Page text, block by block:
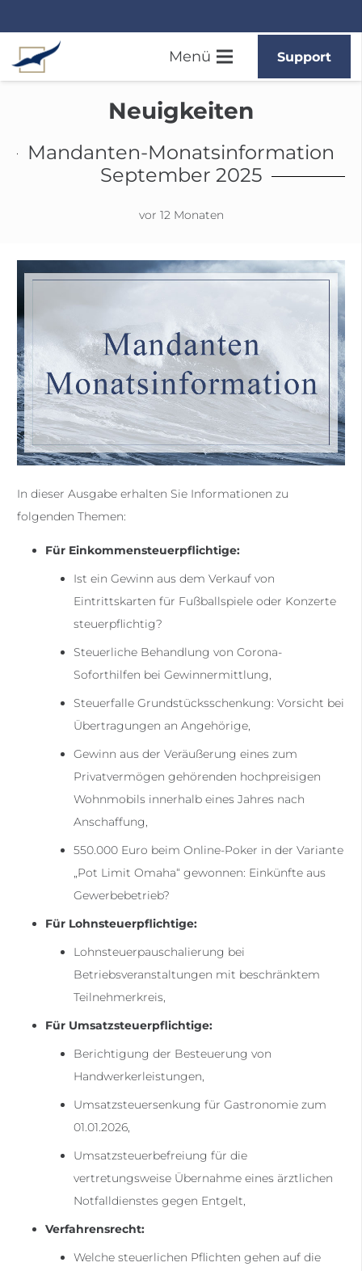
Menü Support
Neuigkeiten
Mandanten-Monatsinformation
September 2025
vor 12 Monaten
In dieser Ausgabe erhalten Sie Informationen zu
folgenden Themen:
Für Einkommensteuerpflichtige:
Ist ein Gewinn aus dem Verkauf von
Eintrittskarten für Fußballspiele oder Konzerte
steuerpflichtig?
Steuerliche Behandlung von Corona-
Soforthilfen bei Gewinnermittlung,
Steuerfalle Grundstücksschenkung: Vorsicht bei
Übertragungen an Angehörige,
Gewinn aus der Veräußerung eines zum
Privatvermögen gehörenden hochpreisigen
Wohnmobils innerhalb eines Jahres nach
Anschaffung,
550.000 Euro beim Online-Poker in der Variante
„Pot Limit Omaha“ gewonnen: Einkünfte aus
Gewerbebetrieb?
Für Lohnsteuerpflichtige:
Lohnsteuerpauschalierung bei
Betriebsveranstaltungen mit beschränktem
Teilnehmerkreis,
Für Umsatzsteuerpflichtige:
Berichtigung der Besteuerung von
Handwerkerleistungen,
Umsatzsteuersenkung für Gastronomie zum
01.01.2026,
Umsatzsteuerbefreiung für die
vertretungsweise Übernahme eines ärztlichen
Notfalldienstes gegen Entgelt,
Verfahrensrecht:
Welche steuerlichen Pflichten gehen auf die